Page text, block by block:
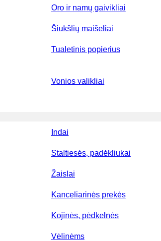
Oro ir namų gaivikliai
Šiukšlių maišeliai
Tualetinis popierius
Vonios valikliai
Indai
Staltiesės, padėkliukai
Žaislai
Kanceliarinės prekės
Kojinės, pėdkelnės
Vėlinėms